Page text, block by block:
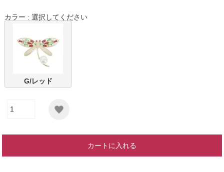
カラー 選択してください
G/レッド
カートに入れる